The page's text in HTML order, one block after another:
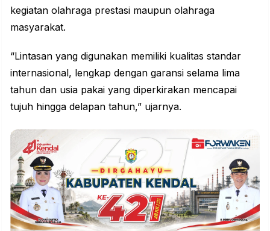
kegiatan olahraga prestasi maupun olahraga
masyarakat.
“Lintasan yang digunakan memiliki kualitas standar
internasional, lengkap dengan garansi selama lima
tahun dan usia pakai yang diperkirakan mencapai
tujuh hingga delapan tahun,” ujarnya.